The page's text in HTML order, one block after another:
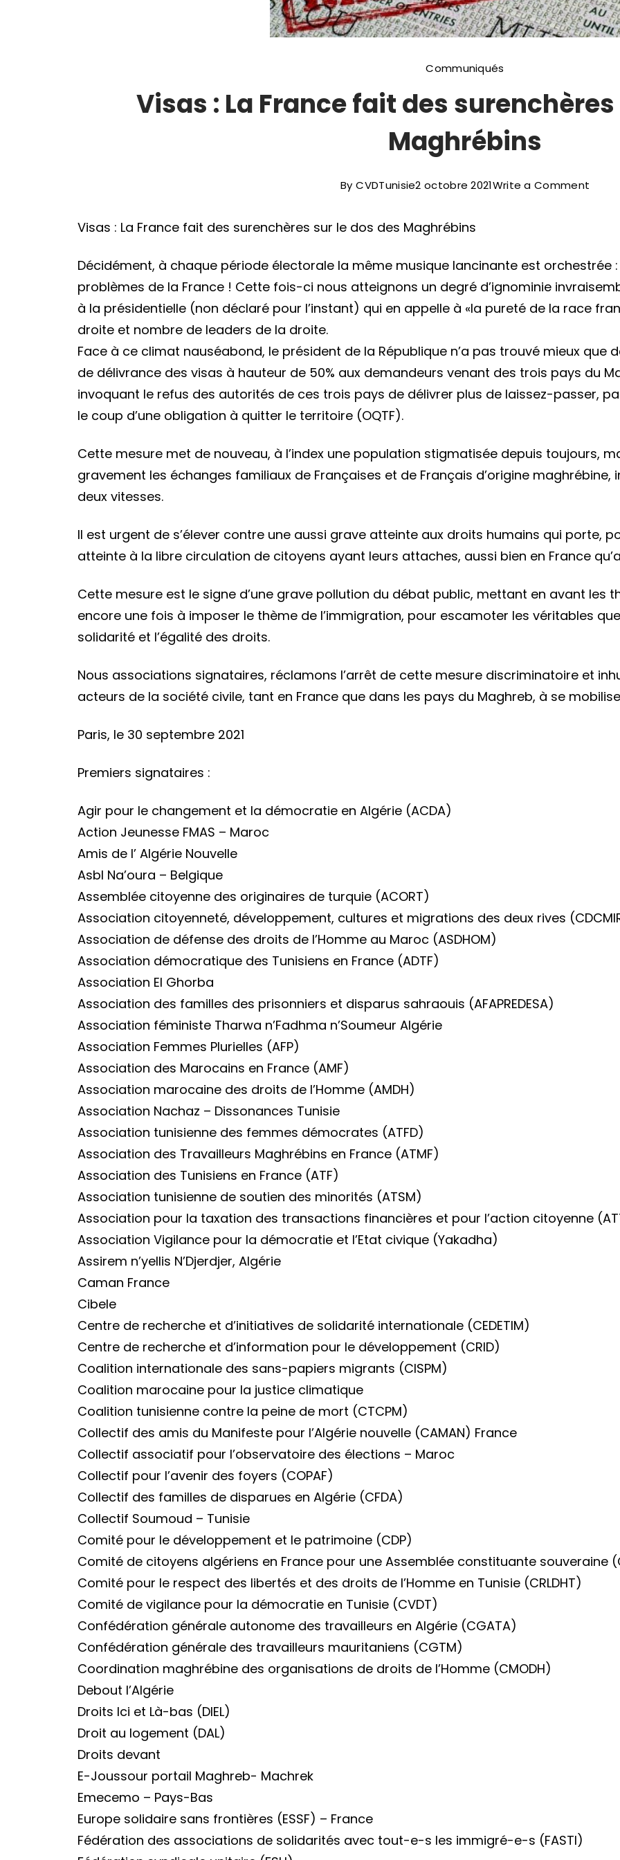
Communiqués
Visas : La France fait des
Maghrébins
By CVDTunisie2 octobre 2021Write a Comment
fait
des
sur
le
dos
Visas : La France fait des surenchères sur le dos des Maghrébins
Décidément, à chaque période électorale la même musique lancinante est orchestrée
problèmes de la France ! Cette fois-ci nous atteignons un degré d’ignominie
à la présidentielle (non déclaré pour l’instant) qui en appelle à «la pureté de la race
droite et nombre de leaders de la droite.
Face à ce climat nauséabond, le président de la République n’a pas trouvé mieux que
de délivrance des visas à hauteur de 50% aux demandeurs venant des trois pays du
invoquant le refus des autorités de ces trois pays de délivrer plus de laissez-passer,
le coup d’une obligation à quitter le territoire (OQTF).
Cette mesure met de nouveau, à l’index une population stigmatisée depuis toujours,
gravement les échanges familiaux de Françaises et de Français d’origine
deux vitesses.
Il est urgent de s’élever contre une aussi grave atteinte aux droits humains qui porte,
atteinte à la libre circulation de citoyens ayant leurs attaches, aussi bien en France
Cette mesure est le signe d’une grave pollution du débat public, mettant en avant les
encore une fois à imposer le thème de l’immigration, pour escamoter les véritables
solidarité et l’égalité des droits.
Nous associations signataires, réclamons l’arrêt de cette mesure discriminatoire et
acteurs de la société civile, tant en France que dans les pays du Maghreb, à se
Paris, le 30 septembre 2021
Premiers signataires :
Agir pour le changement et la démocratie en Algérie (ACDA)
Action Jeunesse FMAS – Maroc
Amis de l’ Algérie Nouvelle
Asbl Na’oura – Belgique
Assemblée citoyenne des originaires de turquie (ACORT)
Association citoyenneté, développement, cultures et migrations des deux rives
Association de défense des droits de l’Homme au Maroc (ASDHOM)
Association démocratique des Tunisiens en France (ADTF)
Association El Ghorba
Association des familles des prisonniers et disparus sahraouis (AFAPREDESA)
Association féministe Tharwa n’Fadhma n’Soumeur Algérie
Association Femmes Plurielles (AFP)
Association des Marocains en France (AMF)
Association marocaine des droits de l’Homme (AMDH)
Association Nachaz – Dissonances Tunisie
Association tunisienne des femmes démocrates (ATFD)
Association des Travailleurs Maghrébins en France (ATMF)
Association des Tunisiens en France (ATF)
Association tunisienne de soutien des minorités (ATSM)
Association pour la taxation des transactions financières et pour l’action citoyenne
Association Vigilance pour la démocratie et l’Etat civique (Yakadha)
Assirem n’yellis N’Djerdjer, Algérie
Caman France
Cibele
Centre de recherche et d’initiatives de solidarité internationale (CEDETIM)
Centre de recherche et d’information pour le développement (CRID)
Coalition internationale des sans-papiers migrants (CISPM)
Coalition marocaine pour la justice climatique
Coalition tunisienne contre la peine de mort (CTCPM)
Collectif des amis du Manifeste pour l’Algérie nouvelle (CAMAN) France
Collectif associatif pour l’observatoire des élections – Maroc
Collectif pour l’avenir des foyers (COPAF)
Collectif des familles de disparues en Algérie (CFDA)
Collectif Soumoud – Tunisie
Comité pour le développement et le patrimoine (CDP)
Comité de citoyens algériens en France pour une Assemblée constituante souveraine
Comité pour le respect des libertés et des droits de l’Homme en Tunisie (CRLDHT)
Comité de vigilance pour la démocratie en Tunisie (CVDT)
Confédération générale autonome des travailleurs en Algérie (CGATA)
Confédération générale des travailleurs mauritaniens (CGTM)
Coordination maghrébine des organisations de droits de l’Homme (CMODH)
Debout l’Algérie
Droits Ici et Là-bas (DIEL)
Droit au logement (DAL)
Droits devant
E-Joussour portail Maghreb- Machrek
Emecemo – Pays-Bas
Europe solidaire sans frontières (ESSF) – France
Fédération des associations de solidarités avec tout-e-s les immigré-e-s (FASTI)